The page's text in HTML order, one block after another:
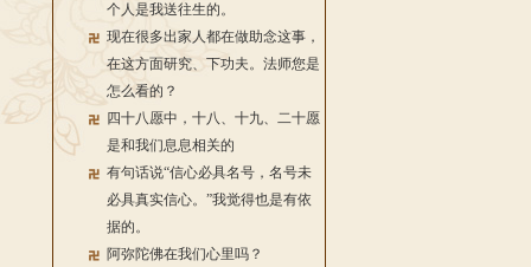
个人是我送往生的。
现在很多出家人都在做助念这事，
在这方面研究、下功夫。法师您是
怎么看的？
四十八愿中，十八、十九、二十愿
是和我们息息相关的
有句话说“信心必具名号，名号未
必具真实信心。”我觉得也是有依
据的。
阿弥陀佛在我们心里吗？